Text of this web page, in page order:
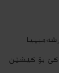
بۆ كێشێن